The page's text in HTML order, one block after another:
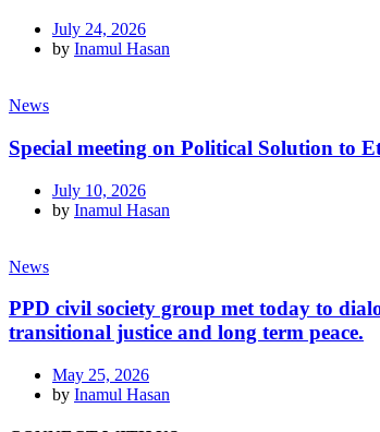
July 24, 2026
by Inamul Hasan
News
Special meeting on Political Solution to
July 10, 2026
by Inamul Hasan
News
PPD civil society group met today to
transitional justice and long term peace.
May 25, 2026
by Inamul Hasan